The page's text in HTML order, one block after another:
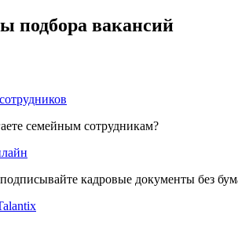
подбора вакансий
семейным сотрудникам?
кадровые документы без